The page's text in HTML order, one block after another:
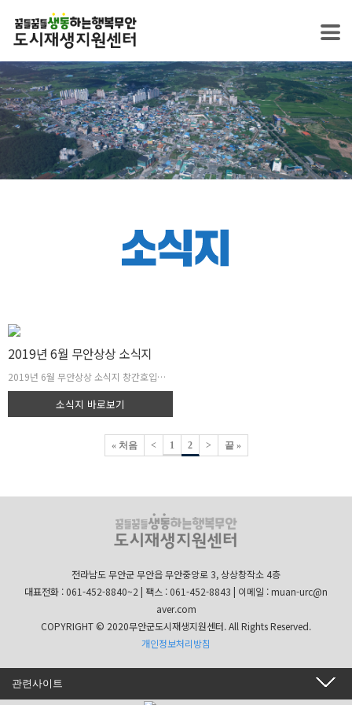
2019년 6월 무안상상 소식지
2019년 6월 무안상상 소식지 창간호입니다...
소식지 바로보기
« 처음 < 1 2 > 끝 »
전라남도 무안군 무안읍 무안중앙로 3, 상상창작소 4층
대표전화 : 061-452-8840~2 | 팩스 : 061-452-8843 | 이메일 : muan-urc@n
aver.com
COPYRIGHT © 2020무안군도시재생지원센터. All Rights Reserved.
개인정보처리방침
관련사이트